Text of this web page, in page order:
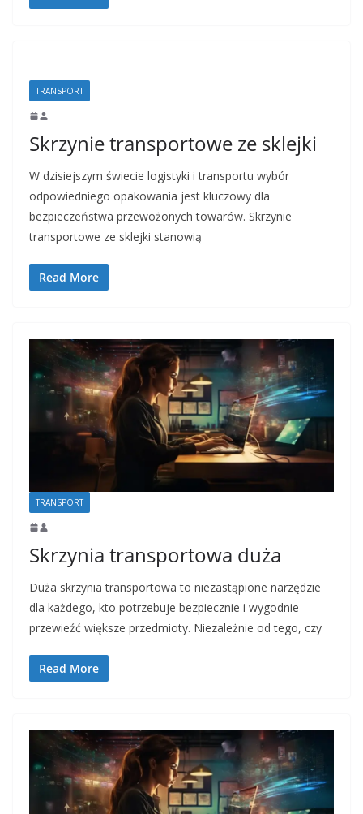
TRANSPORT
Skrzynie transportowe ze sklejki
W dzisiejszym świecie logistyki i transportu wybór
odpowiedniego opakowania jest kluczowy dla
bezpieczeństwa przewożonych towarów. Skrzynie
transportowe ze sklejki stanowią
Read More
TRANSPORT
Skrzynia transportowa duża
Duża skrzynia transportowa to niezastąpione narzędzie
dla każdego, kto potrzebuje bezpiecznie i wygodnie
przewieźć większe przedmioty. Niezależnie od tego, czy
Read More